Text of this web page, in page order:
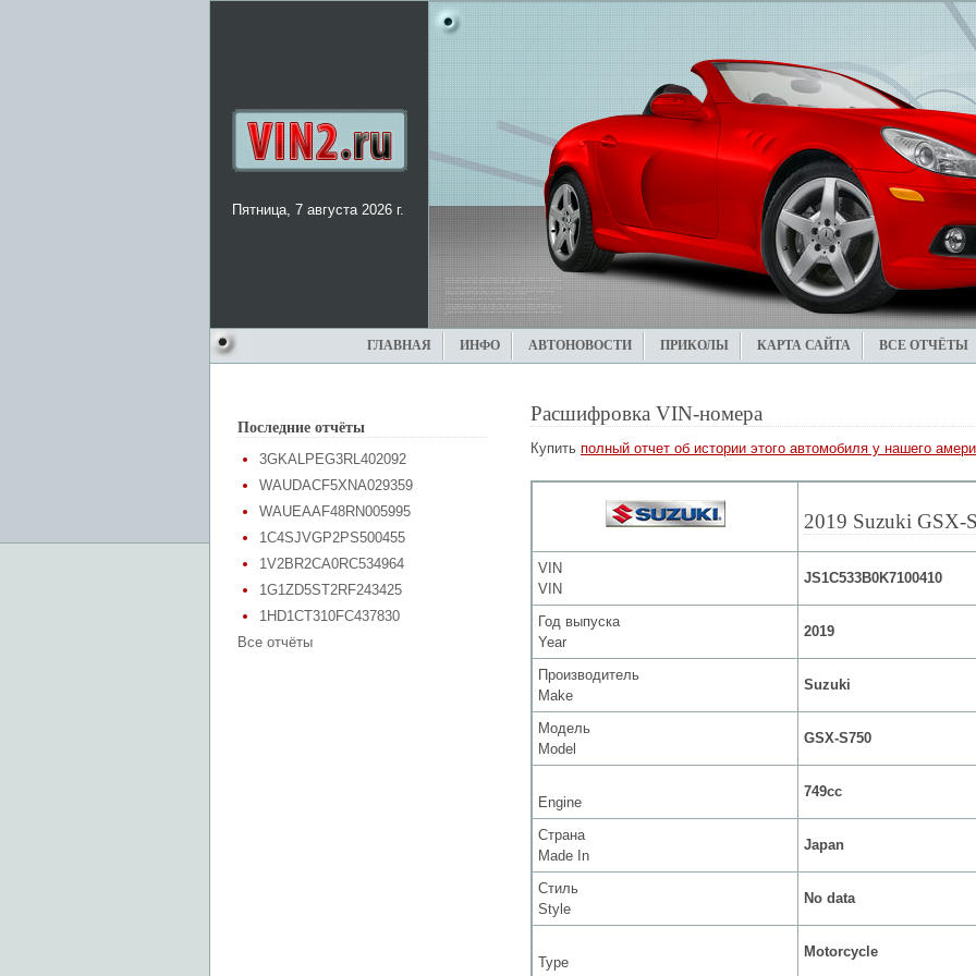
Пятница, 7 августа 2026 г.
ГЛАВНАЯ ИНФО АВТОНОВОСТИ ПРИКОЛЫ КАРТА САЙТА ВСЕ ОТЧЁТЫ
Последние отчёты
3GKALPEG3RL402092
WAUDACF5XNA029359
WAUEAAF48RN005995
1C4SJVGP2PS500455
1V2BR2CA0RC534964
1G1ZD5ST2RF243425
1HD1CT310FC437830
Все отчёты
Расшифровка VIN-номера
Купить полный отчет об истории этого автомобиля у нашего
2019 Suzuki GSX-
VIN
VIN
JS1C533B0K7100410
Год выпуска
Year
2019
Производитель
Make
Suzuki
Модель
Model
GSX-S750
Engine
749cc
Страна
Made In
Japan
Стиль
Style
No data
Type
Motorcycle